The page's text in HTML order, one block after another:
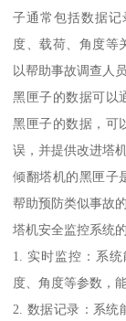
子通常包括数据
度、载荷、角度等
以帮助事故调查人
黑匣子的数据可以
黑匣子的数据，可
误，并提供改进塔
倾翻塔机的黑匣子
帮助预防类似事故
塔机安全监控系统
1. 实时监控：系
度、角度等参数，
2. 数据记录：系统